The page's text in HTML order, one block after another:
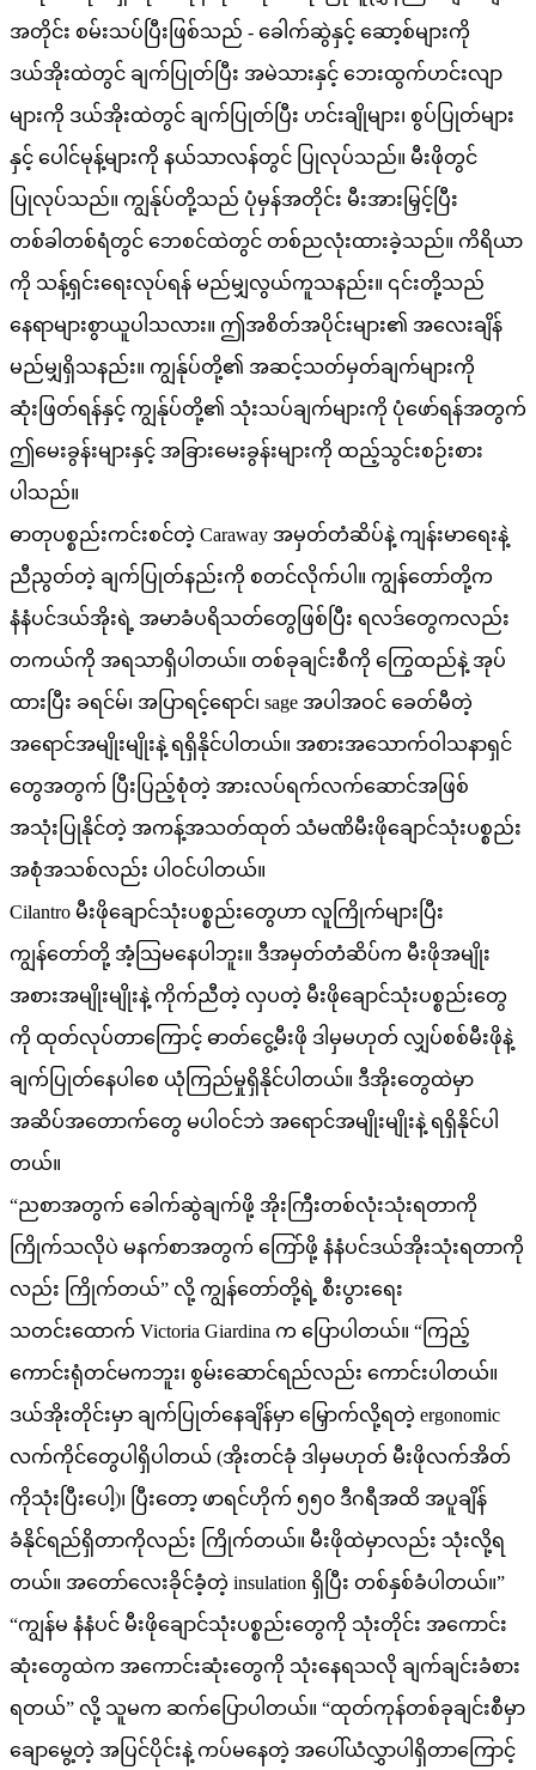
အတိုင်း စမ်းသပ်ပြီးဖြစ်သည် - ခေါက်ဆွဲနှင့် ဆော့စ်များကို
ဒယ်အိုးထဲတွင် ချက်ပြုတ်ပြီး အမဲသားနှင့် ဘေးထွက်ဟင်းလျာ
များကို ဒယ်အိုးထဲတွင် ချက်ပြုတ်ပြီး ဟင်းချိုများ၊ စွပ်ပြုတ်များ
နှင့် ပေါင်မုန့်များကို နယ်သာလန်တွင် ပြုလုပ်သည်။ မီးဖိုတွင်
ပြုလုပ်သည်။ ကျွန်ုပ်တို့သည် ပုံမှန်အတိုင်း မီးအားမြှင့်ပြီး
တစ်ခါတစ်ရံတွင် ဘေစင်ထဲတွင် တစ်ညလုံးထားခဲ့သည်။ ကိရိယာ
ကို သန့်ရှင်းရေးလုပ်ရန် မည်မျှလွယ်ကူသနည်း။ ၎င်းတို့သည်
နေရာများစွာယူပါသလား။ ဤအစိတ်အပိုင်းများ၏ အလေးချိန်
မည်မျှရှိသနည်း။ ကျွန်ုပ်တို့၏ အဆင့်သတ်မှတ်ချက်များကို
ဆုံးဖြတ်ရန်နှင့် ကျွန်ုပ်တို့၏ သုံးသပ်ချက်များကို ပုံဖော်ရန်အတွက်
ဤမေးခွန်းများနှင့် အခြားမေးခွန်းများကို ထည့်သွင်းစဉ်းစား
ပါသည်။
ဓာတုပစ္စည်းကင်းစင်တဲ့ Caraway အမှတ်တံဆိပ်နဲ့ ကျန်းမာရေးနဲ့
ညီညွတ်တဲ့ ချက်ပြုတ်နည်းကို စတင်လိုက်ပါ။ ကျွန်တော်တို့က
နံနံပင်ဒယ်အိုးရဲ့ အမာခံပရိသတ်တွေဖြစ်ပြီး ရလဒ်တွေကလည်း
တကယ်ကို အရသာရှိပါတယ်။ တစ်ခုချင်းစီကို ကြွေထည်နဲ့ အုပ်
ထားပြီး ခရင်မ်၊ အပြာရင့်ရောင်၊ sage အပါအဝင် ခေတ်မီတဲ့
အရောင်အမျိုးမျိုးနဲ့ ရရှိနိုင်ပါတယ်။ အစားအသောက်ဝါသနာရှင်
တွေအတွက် ပြီးပြည့်စုံတဲ့ အားလပ်ရက်လက်ဆောင်အဖြစ်
အသုံးပြုနိုင်တဲ့ အကန့်အသတ်ထုတ် သံမဏိမီးဖိုချောင်သုံးပစ္စည်း
အစုံအသစ်လည်း ပါဝင်ပါတယ်။
Cilantro မီးဖိုချောင်သုံးပစ္စည်းတွေဟာ လူကြိုက်များပြီး
ကျွန်တော်တို့ အံ့သြမနေပါဘူး။ ဒီအမှတ်တံဆိပ်က မီးဖိုအမျိုး
အစားအမျိုးမျိုးနဲ့ ကိုက်ညီတဲ့ လှပတဲ့ မီးဖိုချောင်သုံးပစ္စည်းတွေ
ကို ထုတ်လုပ်တာကြောင့် ဓာတ်ငွေ့မီးဖို ဒါမှမဟုတ် လျှပ်စစ်မီးဖိုနဲ့
ချက်ပြုတ်နေပါစေ ယုံကြည်မှုရှိနိုင်ပါတယ်။ ဒီအိုးတွေထဲမှာ
အဆိပ်အတောက်တွေ မပါဝင်ဘဲ အရောင်အမျိုးမျိုးနဲ့ ရရှိနိုင်ပါ
တယ်။
“ညစာအတွက် ခေါက်ဆွဲချက်ဖို့ အိုးကြီးတစ်လုံးသုံးရတာကို
ကြိုက်သလိုပဲ မနက်စာအတွက် ကြော်ဖို့ နံနံပင်ဒယ်အိုးသုံးရတာကို
လည်း ကြိုက်တယ်” လို့ ကျွန်တော်တို့ရဲ့ စီးပွားရေး
သတင်းထောက် Victoria Giardina က ပြောပါတယ်။ “ကြည့်
ကောင်းရုံတင်မကဘူး၊ စွမ်းဆောင်ရည်လည်း ကောင်းပါတယ်။
ဒယ်အိုးတိုင်းမှာ ချက်ပြုတ်နေချိန်မှာ မြှောက်လို့ရတဲ့ ergonomic
လက်ကိုင်တွေပါရှိပါတယ် (အိုးတင်ခုံ ဒါမှမဟုတ် မီးဖိုလက်အိတ်
ကိုသုံးပြီးပေါ့)၊ ပြီးတော့ ဖာရင်ဟိုက် ၅၅၀ ဒီဂရီအထိ အပူချိန်
ခံနိုင်ရည်ရှိတာကိုလည်း ကြိုက်တယ်။ မီးဖိုထဲမှာလည်း သုံးလို့ရ
တယ်။ အတော်လေးခိုင်ခံ့တဲ့ insulation ရှိပြီး တစ်နှစ်ခံပါတယ်။”
“ကျွန်မ နံနံပင် မီးဖိုချောင်သုံးပစ္စည်းတွေကို သုံးတိုင်း အကောင်း
ဆုံးတွေထဲက အကောင်းဆုံးတွေကို သုံးနေရသလို ချက်ချင်းခံစား
ရတယ်” လို့ သူမက ဆက်ပြောပါတယ်။ “ထုတ်ကုန်တစ်ခုချင်းစီမှာ
ချောမွေ့တဲ့ အပြင်ပိုင်းနဲ့ ကပ်မနေတဲ့ အပေါ်ယံလွှာပါရှိတာကြောင့်